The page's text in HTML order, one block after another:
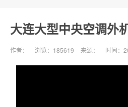
大连大型中央空调外
作者： 浏览：185619 来源： 时间：